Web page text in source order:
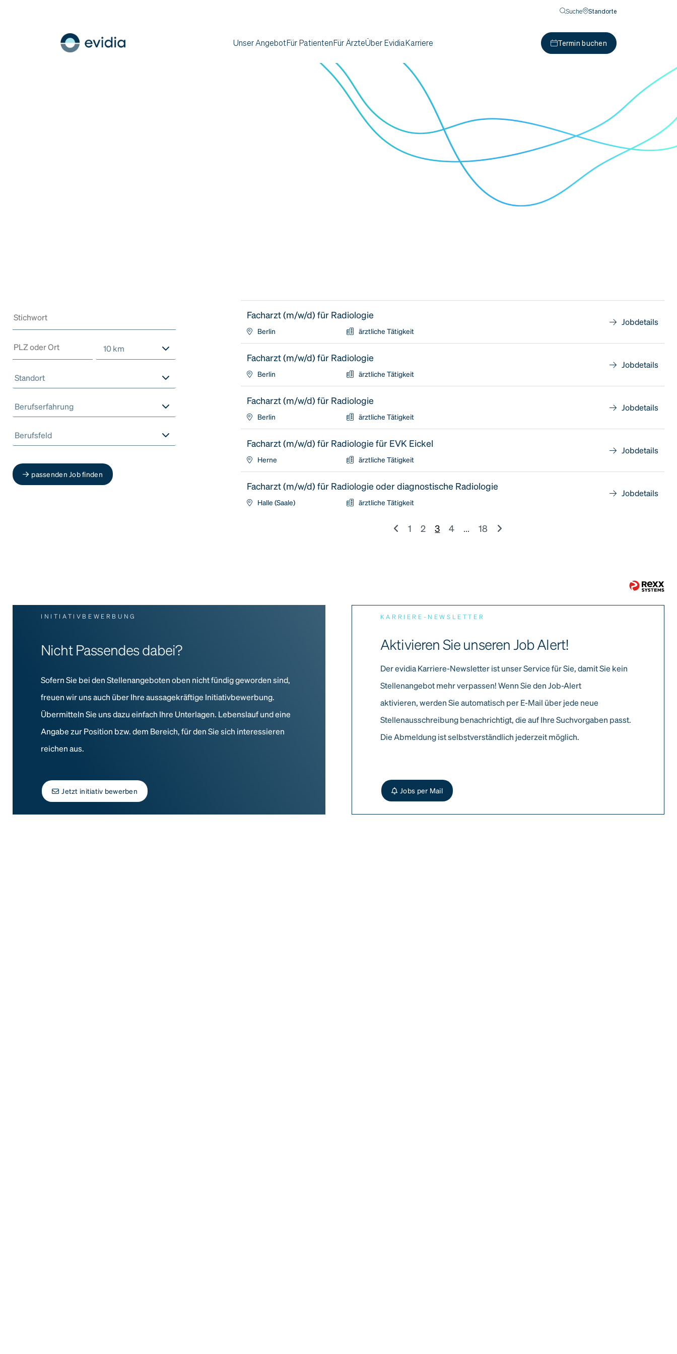
Suche Standorte
Unser AngebotFür PatientenFür ÄrzteÜber EvidiaKarriere Termin buchen
10 km
Standort
Berufserfahrung
Berufsfeld
passenden Job finden
Facharzt (m/w/d) für Radiologie
Berlin ärztliche Tätigkeit
Jobdetails
Facharzt (m/w/d) für Radiologie
Berlin ärztliche Tätigkeit
Jobdetails
Facharzt (m/w/d) für Radiologie
Berlin ärztliche Tätigkeit
Jobdetails
Facharzt (m/w/d) für Radiologie für EVK Eickel
Herne ärztliche Tätigkeit
Jobdetails
Facharzt (m/w/d) für Radiologie oder diagnostische Radiologie
Halle (Saale) ärztliche Tätigkeit
Jobdetails
1 2 3 4 ... 18
INITIATIVBEWERBUNG
Nicht Passendes dabei?
Sofern Sie bei den Stellenangeboten oben nicht fündig geworden sind,
freuen wir uns auch über Ihre aussagekräftige Initiativbewerbung.
Übermitteln Sie uns dazu einfach Ihre Unterlagen. Lebenslauf und eine
Angabe zur Position bzw. dem Bereich, für den Sie sich interessieren
reichen aus.
Jetzt initiativ bewerben
KARRIERE-NEWSLETTER
Aktivieren Sie unseren Job Alert!
Der evidia Karriere-Newsletter ist unser Service für Sie, damit Sie kein
Stellenangebot mehr verpassen! Wenn Sie den Job-Alert
aktivieren, werden Sie automatisch per E-Mail über jede neue
Stellenausschreibung benachrichtigt, die auf Ihre Suchvorgaben passt.
Die Abmeldung ist selbstverständlich jederzeit möglich.
Jobs per Mail